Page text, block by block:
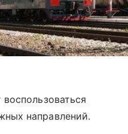
направлений.